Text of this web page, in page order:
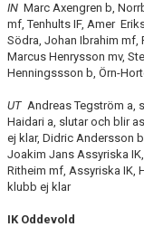
IN Marc Axengren b,
mf, Tenhults IF, Amer
Södra, Johan Ibrahim mf,
Marcus Henrysson mv,
Henningssson b, Örn-
UT Andreas Tegström a,
Haidari a, slutar och blir
ej klar, Didric Andersson
Joakim Jans Assyriska
Ritheim mf, Assyriska IK,
klubb ej klar
IK Oddevold